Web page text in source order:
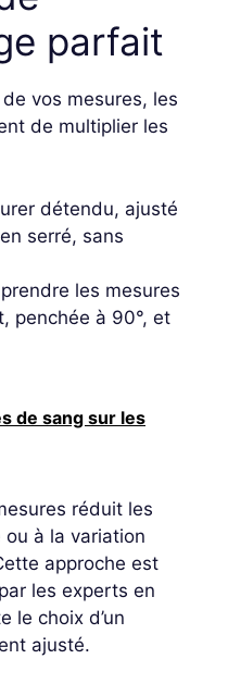
parfait
vos mesures, les
de multiplier les
détendu, ajusté
serré, sans
les mesures
penchée à 90°, et
de sang sur les
réduit les
à la variation
approche est
les experts en
le choix d’un
ajusté.